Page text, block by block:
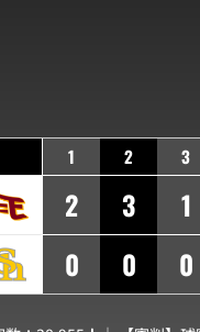
1 2 3
2 3 1
0
0 0